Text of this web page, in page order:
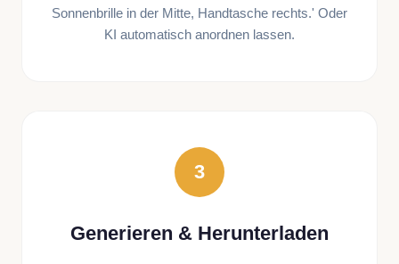
Sonnenbrille in der Mitte, Handtasche rechts.' Oder
KI automatisch anordnen lassen.
3
Generieren & Herunterladen